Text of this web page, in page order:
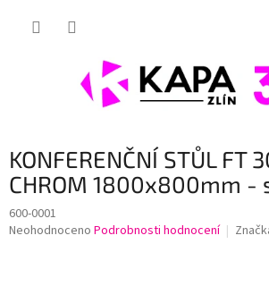
KONFERENČNÍ STŮL FT
CHROM 1800x800mm -
600-0001
Průměrné
Neohodnoceno Podrobnosti hodnocení